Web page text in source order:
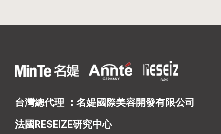
台灣總代理 ：名媞國際美容開發有限公司
法國RESEIZE研究中心